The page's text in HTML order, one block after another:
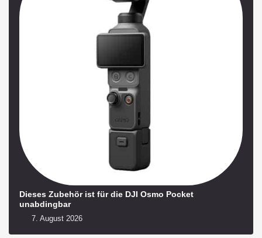
Dieses Zubehör ist für die DJI Osmo Pocket
unabdingbar
7. August 2026